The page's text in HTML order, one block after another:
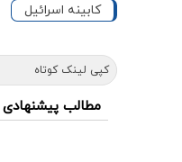
کابینه اسرائیل
کپی لینک کوتاه
مطالب پیشنهادی